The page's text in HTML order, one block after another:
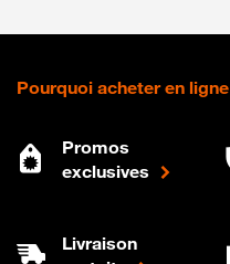
Pourquoi acheter en ligne
Promos
exclusives
Livraison